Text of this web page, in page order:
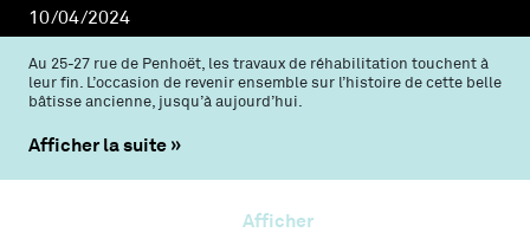
10/04/2024
Au 25-27 rue de Penhoët, les travaux de réhabilitation touchent à
leur fin. L’occasion de revenir ensemble sur l’histoire de cette belle
bâtisse ancienne, jusqu’à aujourd’hui.
Afficher la suite
Afficher